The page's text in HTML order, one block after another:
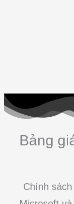
Bảng
Chính